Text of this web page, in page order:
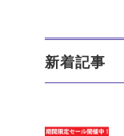
新着記事